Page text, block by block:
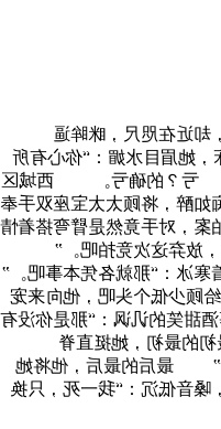
顾少卿温淡矜贵，
问：“考虑好了吗？”长发
属，当你的女朋友，我
纷传顾少身边有了新宠，爱
上，可谁知，搭上整个公司
敌手腕的顾总，俊脸如
她眸色深深，红唇勾起的弧
曾经有人无数次和她说
你。” “宠我？”眉目温凉
见过他对他那位掌
背：“三十亿，我只换
扔出即将爆炸的车子，湛